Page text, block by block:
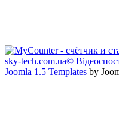
sky-tech.com.ua©
Joomla 1.5 Templates by